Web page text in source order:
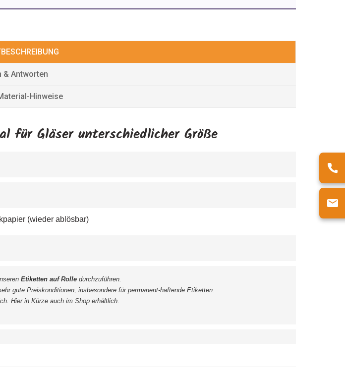
& Antworten
Hinweise
für Gläser unterschiedlicher Größe
(wieder ablösbar)
Etiketten auf Rolle durchzuführen.
gute Preiskonditionen, insbesondere für permanent-haftende Etiketten.
Hier in Kürze auch im Shop erhältlich.